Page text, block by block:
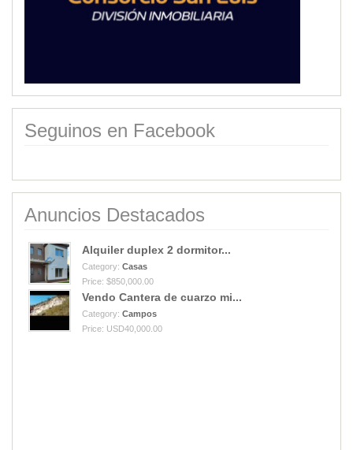
Seguinos en Facebook
Anuncios Destacados
Alquiler duplex 2 dormitor...
Category: Casas
Price: $850,000.00
Vendo Cantera de cuarzo mi...
Category: Campos
Price: USD40,000.00